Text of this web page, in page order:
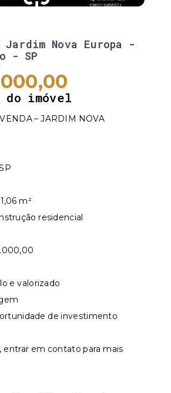
Nova Europa -
- SP
do imóvel
– JARDIM NOVA
m²
residencial
e valorizado
de investimento
entrar em contato para mais